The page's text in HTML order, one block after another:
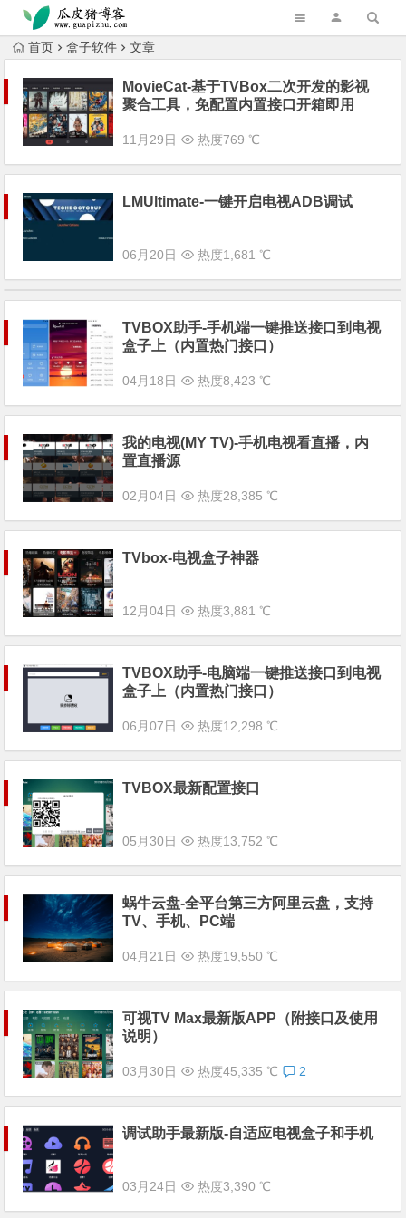
跳转到主内容
首页 盒子软件 文章
MovieCat-基于TVBox二次开发的影视
聚合工具，免配置内置接口开箱即用
11月29日 热度769 ℃
LMUltimate-一键开启电视ADB调试
06月20日 热度1,681 ℃
TVBOX助手-手机端一键推送接口到电视
盒子上（内置热门接口）
04月18日 热度8,423 ℃
我的电视(MY TV)-手机电视看直播，内
置直播源
02月04日 热度28,385 ℃
TVbox-电视盒子神器
12月04日 热度3,881 ℃
TVBOX助手-电脑端一键推送接口到电视
盒子上（内置热门接口）
06月07日 热度12,298 ℃
TVBOX最新配置接口
05月30日 热度13,752 ℃
蜗牛云盘-全平台第三方阿里云盘，支持
TV、手机、PC端
04月21日 热度19,550 ℃
可视TV Max最新版APP（附接口及使用
说明）
03月30日 热度45,335 ℃ 2
调试助手最新版-自适应电视盒子和手机
03月24日 热度3,390 ℃